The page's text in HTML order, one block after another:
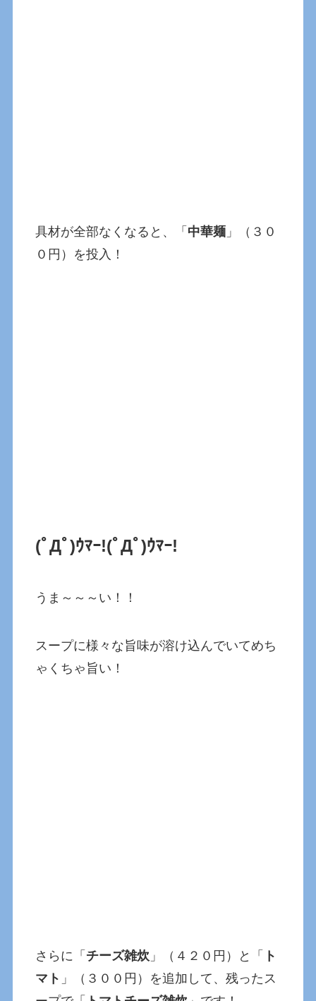
具材が全部なくなると、「 中華麺 」（３０
０円）を投入！
(ﾟДﾟ)ｳﾏｰ!(ﾟДﾟ)ｳﾏｰ!
うま～～～い！！
スープに様々な旨味が溶け込んでいてめち
ゃくちゃ旨い！
さらに「 チーズ雑炊 」（４２０円）と「
ト
マト 」（３００円）を追加して、残ったス